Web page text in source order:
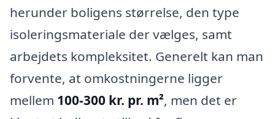
herunder boligens størrelse, den type
isoleringsmateriale der vælges, samt
arbejdets kompleksitet. Generelt kan man
forvente, at omkostningerne ligger
mellem 100-300 kr. pr. m², men det er